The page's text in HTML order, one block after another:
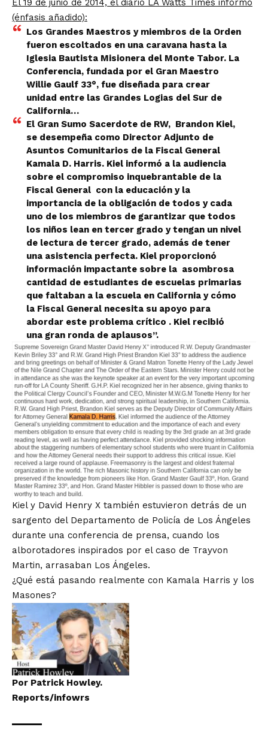
El 19 de junio de 2014, el diario LA Watts Times informó
(énfasis añadido):
Los Grandes Maestros y miembros de la Orden
fueron escoltados en una caravana hasta la
Iglesia Bautista Misionera del Monte Tabor. La
Conferencia, fundada por el Gran Maestro
Willie Gaulf 33°, fue diseñada para crear
unidad entre las Grandes Logias del Sur de
California…
El Gran Sumo Sacerdote de RW, Brandon Kiel,
se desempeña como Director Adjunto de
Asuntos Comunitarios de la Fiscal General
Kamala D. Harris. Kiel informó a la audiencia
sobre el compromiso inquebrantable de la
Fiscal General con la educación y la
importancia de la obligación de todos y cada
uno de los miembros de garantizar que todos
los niños lean en tercer grado y tengan un nivel
de lectura de tercer grado, además de tener
una asistencia perfecta. Kiel proporcionó
información impactante sobre la asombrosa
cantidad de estudiantes de escuelas primarias
que faltaban a la escuela en California y cómo
la Fiscal General necesita su apoyo para
abordar este problema crítico . Kiel recibió
una gran ronda de aplausos”.
Kiel y David Henry X también estuvieron detrás de un
sargento del Departamento de Policía de Los Ángeles
durante una conferencia de prensa, cuando los
alborotadores inspirados por el caso de Trayvon
Martin, arrasaban Los Ángeles.
¿Qué está pasando realmente con Kamala Harris y los
Masones?
Por Patrick Howley.
Reports/infowrs